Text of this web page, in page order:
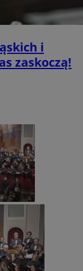
i
zaskoczą!